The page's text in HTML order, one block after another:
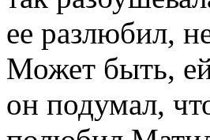
ее разлюбил,
Может быть,
он подумал,